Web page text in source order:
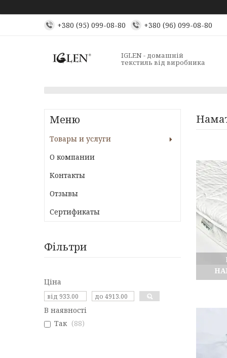
+380 (95) 099-08-80 +380 (96) 099-08-80
IGLEN - домашній
текстиль від виробника
Товары и услуги
О компании
Контакты
Отзывы
Сертификаты
Фільтри
Ціна
В наявності
Так
88